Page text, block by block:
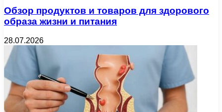
Обзор продуктов и товаров для здорового
образа жизни и питания
28.07.2026